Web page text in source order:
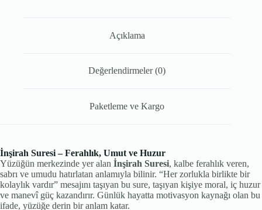
Açıklama
Değerlendirmeler (0)
Paketleme ve Kargo
İnşirah Suresi – Ferahlık, Umut ve Huzur
Yüzüğün merkezinde yer alan İnşirah Suresi, kalbe ferahlık veren,
sabrı ve umudu hatırlatan anlamıyla bilinir. “Her zorlukla birlikte bir
kolaylık vardır” mesajını taşıyan bu sure, taşıyan kişiye moral, iç huzur
ve manevî güç kazandırır. Günlük hayatta motivasyon kaynağı olan bu
ifade, yüzüğe derin bir anlam katar.